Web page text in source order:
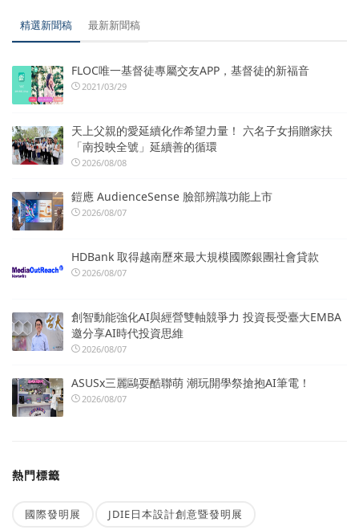
精選新聞稿 最新新聞稿
FLOC唯一基督徒專屬交友APP，基督徒的新福音
2021/03/29
天上父親的愛延續化作希望力量！ 六名子女捐贈家扶
「南投映全號」延續善的循環
2026/08/08
鎧應 AudienceSense 臉部辨識功能上市
2026/08/07
HDBank 取得越南歷來最大規模國際銀團社會貸款
2026/08/07
創智動能強化AI與經營雙軸競爭力 投資長受臺大EMBA
邀分享AI時代投資思維
2026/08/07
ASUSx三麗鷗耍酷聯萌 潮玩開學祭搶抱AI筆電！
2026/08/07
熱門標籤
國際發明展 JDIE日本設計創意暨發明展